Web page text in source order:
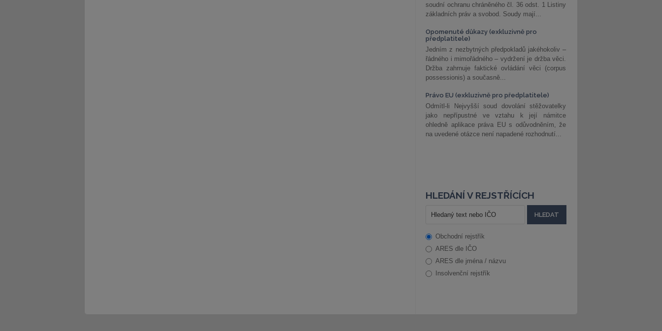
soudní ochranu chráněného čl. 36 odst. 1 Listiny
základních práv a svobod. Soudy mají...
Opomenuté důkazy (exkluzivně pro
předplatitele)
Jedním z nezbytných předpokladů jakéhokoliv –
řádného i mimořádného – vydržení je držba věci.
Držba zahrnuje faktické ovládání věci (corpus
possessionis) a současně...
Právo EU (exkluzivně pro předplatitele)
Odmítl-li Nejvyšší soud dovolání stěžovatelky
jako nepřípustné ve vztahu k její námitce
ohledně aplikace práva EU s odůvodněním, že
na uvedené otázce není napadené rozhodnutí...
HLEDÁNÍ V REJSTŘÍCÍCH
Obchodní rejstřík
ARES dle IČO
ARES dle jména / názvu
Insolvenční rejstřík